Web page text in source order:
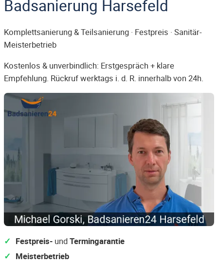
Badsanierung Harsefeld
Komplettsanierung & Teilsanierung · Festpreis · Sanitär-
Meisterbetrieb
Kostenlos & unverbindlich: Erstgespräch + klare
Empfehlung. Rückruf werktags i. d. R. innerhalb von 24h.
Festpreis- undTermingarantie
Meisterbetrieb